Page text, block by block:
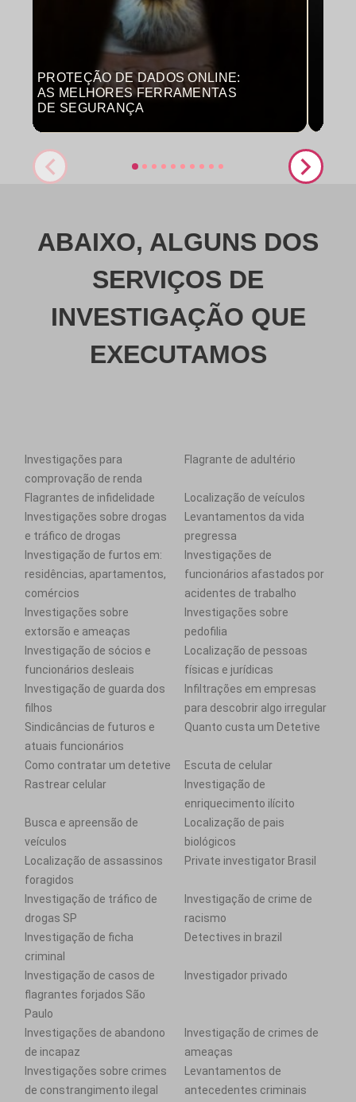
PROTEÇÃO DE DADOS ONLINE:
AS MELHORES FERRAMENTAS
DE SEGURANÇA
ABAIXO, ALGUNS DOS
SERVIÇOS DE
INVESTIGAÇÃO QUE
EXECUTAMOS
Investigações para
comprovação de renda
Flagrante de adultério
Flagrantes de infidelidade
Localização de veículos
Investigações sobre drogas
e tráfico de drogas
Levantamentos da vida
pregressa
Investigação de furtos em:
residências, apartamentos,
comércios
Investigações de
funcionários afastados por
acidentes de trabalho
Investigações sobre
extorsão e ameaças
Investigações sobre
pedofilia
Investigação de sócios e
funcionários desleais
Localização de pessoas
físicas e jurídicas
Investigação de guarda dos
filhos
Infiltrações em empresas
para descobrir algo irregular
Sindicâncias de futuros e
atuais funcionários
Quanto custa um Detetive
Como contratar um detetive
Escuta de celular
Rastrear celular
Investigação de
enriquecimento ilícito
Busca e apreensão de
veículos
Localização de pais
biológicos
Localização de assassinos
foragidos
Private investigator Brasil
Investigação de tráfico de
drogas SP
Investigação de crime de
racismo
Investigação de ficha
criminal
Detectives in brazil
Investigação de casos de
flagrantes forjados São
Paulo
Investigador privado
Investigações de abandono
de incapaz
Investigação de crimes de
ameaças
Investigações sobre crimes
de constrangimento ilegal
Levantamentos de
antecedentes criminais